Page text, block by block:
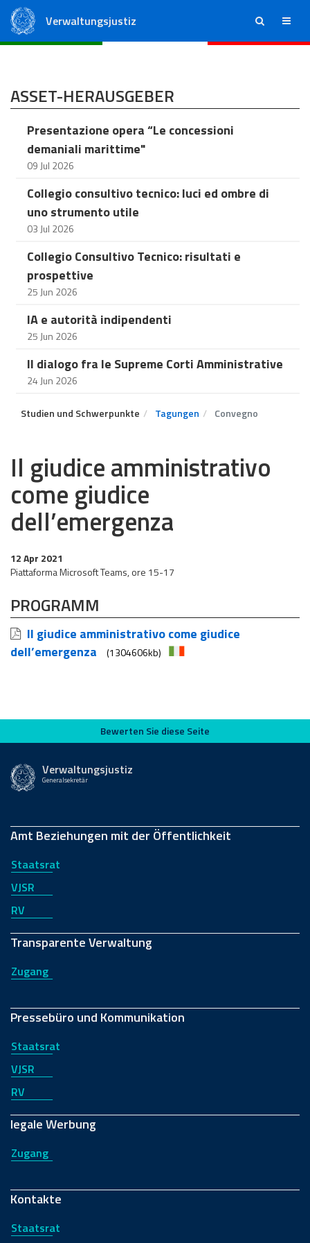
Verwaltungsjustiz ricerca menu
ASSET-HERAUSGEBER
Presentazione opera “Le concessioni
demaniali marittime"
09 Jul 2026
Collegio consultivo tecnico: luci ed ombre di
uno strumento utile
03 Jul 2026
Collegio Consultivo Tecnico: risultati e
prospettive
25 Jun 2026
IA e autorità indipendenti
25 Jun 2026
Il dialogo fra le Supreme Corti Amministrative
24 Jun 2026
Studien und Schwerpunkte Tagungen Convegno
Il giudice amministrativo
come giudice
dell’emergenza
12 Apr 2021
Piattaforma Microsoft Teams, ore 15-17
PROGRAMM
Il giudice amministrativo come giudice
dell’emergenza
(1304606kb)
Bewerten Sie diese Seite
Bewerten Sie diese Seite
Verwaltungsjustiz
Generalsekretär
Amt Beziehungen mit der Öffentlichkeit
Staatsrat
VJSR
RV
Transparente Verwaltung
Zugang
Pressebüro und Kommunikation
Staatsrat
VJSR
RV
legale Werbung
Zugang
Kontakte
Staatsrat